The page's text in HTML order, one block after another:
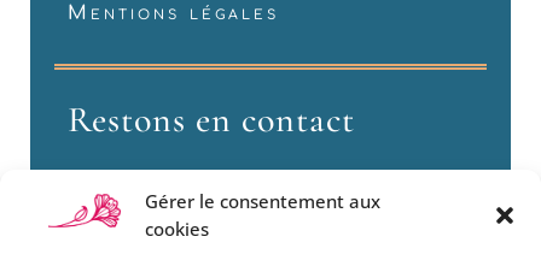
Gérer le consentement aux
cookies
Mentions légales
Restons en contact